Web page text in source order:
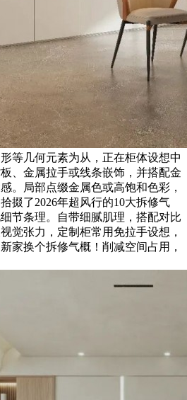
等几何元素为从，正在柜体设想中
、金属拉手或线条嵌饰，并搭配金
。局部点缀金属色或高饱和色彩，
掇了2026年超风行的10大拆修气
节条理。自带细腻肌理，搭配对比
觉张力，定制柜常用免拉手设想，
家换个拆修气概！削减空间占用，